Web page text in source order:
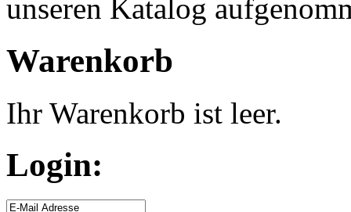
unseren Katalog
Warenkorb
Ihr Warenkorb ist leer.
Login: